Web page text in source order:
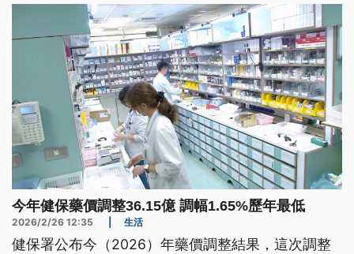
今年健保藥價調整36.15億 調幅1.65%歷年最低
2026/2/26 12:35 生活
健保署公布今（2026）年藥價調整結果，這次調整